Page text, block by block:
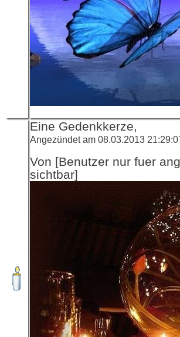
Eine Gedenkkerze,
Angezündet am 08.03.2013
Von [Benutzer nur fuer
sichtbar]